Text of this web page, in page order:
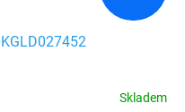
Skladem